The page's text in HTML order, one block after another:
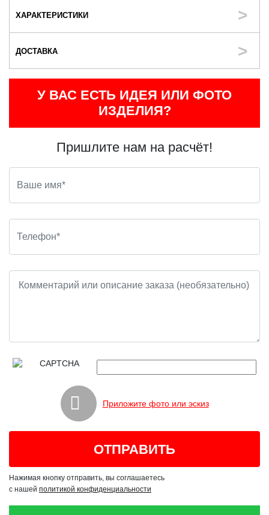
ХАРАКТЕРИСТИКИ
ДОСТАВКА
У ВАС ЕСТЬ ИДЕЯ ИЛИ ФОТО
ИЗДЕЛИЯ?
Пришлите нам на расчёт!
Приложите фото или эскиз
Нажимая кнопку отправить, вы соглашаетесь
с нашей политикой конфиденциальности